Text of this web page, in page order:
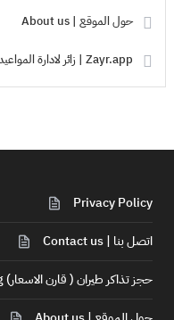
حول الموقع | About us
Zayr.app | زائر لادارة المواعيد والخدمات
Privacy Policy
اتصل بنا | Contact us
حجز تذاكر طيران ( قارن الاسعار) Flight Booking